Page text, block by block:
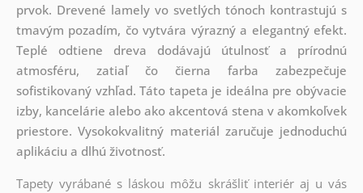
prvok. Drevené lamely vo svetlých tónoch kontrastujú s
tmavým pozadím, čo vytvára výrazný a elegantný efekt.
Teplé odtiene dreva dodávajú útulnosť a prírodnú
atmosféru, zatiaľ čo čierna farba zabezpečuje
sofistikovaný vzhľad. Táto tapeta je ideálna pre obývacie
izby, kancelárie alebo ako akcentová stena v akomkoľvek
priestore. Vysokokvalitný materiál zaručuje jednoduchú
aplikáciu a dlhú životnosť.
Tapety vyrábané s láskou môžu skrášliť interiér aj u vás